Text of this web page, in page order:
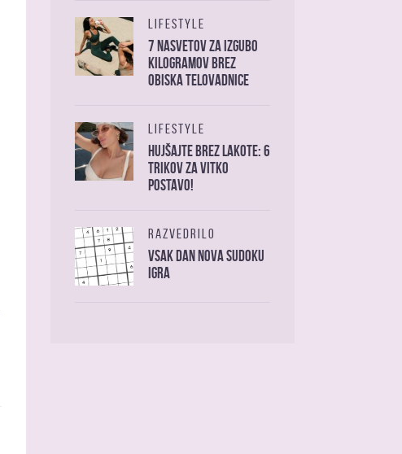
LIFESTYLE
7 nasvetov za izgubo
kilogramov brez
obiska telovadnice
LIFESTYLE
Hujšajte brez lakote: 6
trikov za vitko
postavo!
RAZVEDRILO
Vsak dan nova sudoku
igra